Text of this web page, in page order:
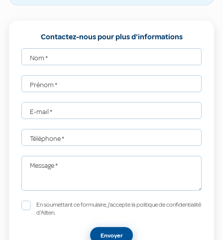
Contactez-nous pour plus d'informations
Nom*
Prénom*
E-mail*
Téléphone*
Message*
En soumettant ce formulaire, j'accepte la politique de confidentialité
d'Allten.
Envoyer